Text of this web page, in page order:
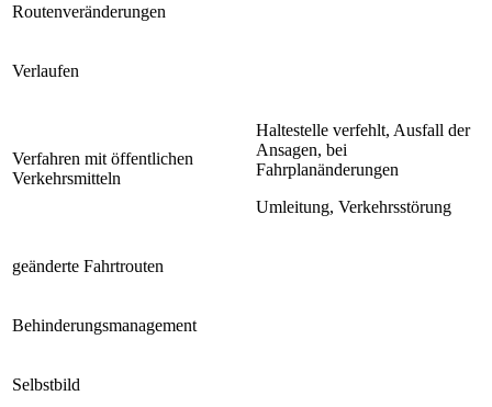
Routenveränderungen
Verlaufen
Verfahren mit öffentlichen
Verkehrsmitteln
Haltestelle verfehlt, Ausfall der
Ansagen, bei
Fahrplanänderungen
Umleitung, Verkehrsstörung
geänderte Fahrtrouten
Behinderungsmanagement
Selbstbild